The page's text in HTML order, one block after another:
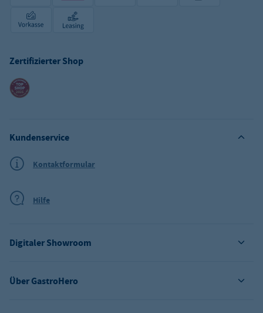
Zertifizierter Shop
Über GastroHero
Digitaler Showroom
Kundenservice
Kontaktformular
Hilfe